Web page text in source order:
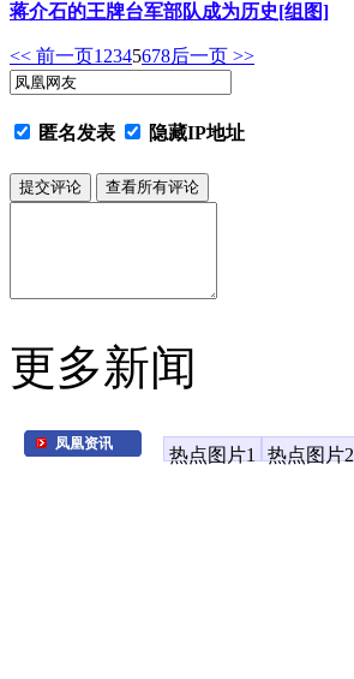
蒋介石的王牌台军部队成为历史[组图]
<< 前一页1 2345678后一页 >>
匿名发表 隐藏IP地址
更多新闻
凤凰资讯
热点图片1 热点图片2